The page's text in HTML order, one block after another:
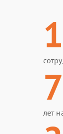
7
лет